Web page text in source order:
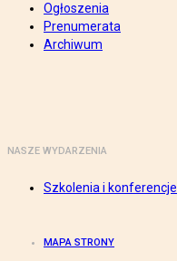
Ogłoszenia
Prenumerata
Archiwum
NASZE WYDARZENIA
Szkolenia i konferencje
MAPA STRONY